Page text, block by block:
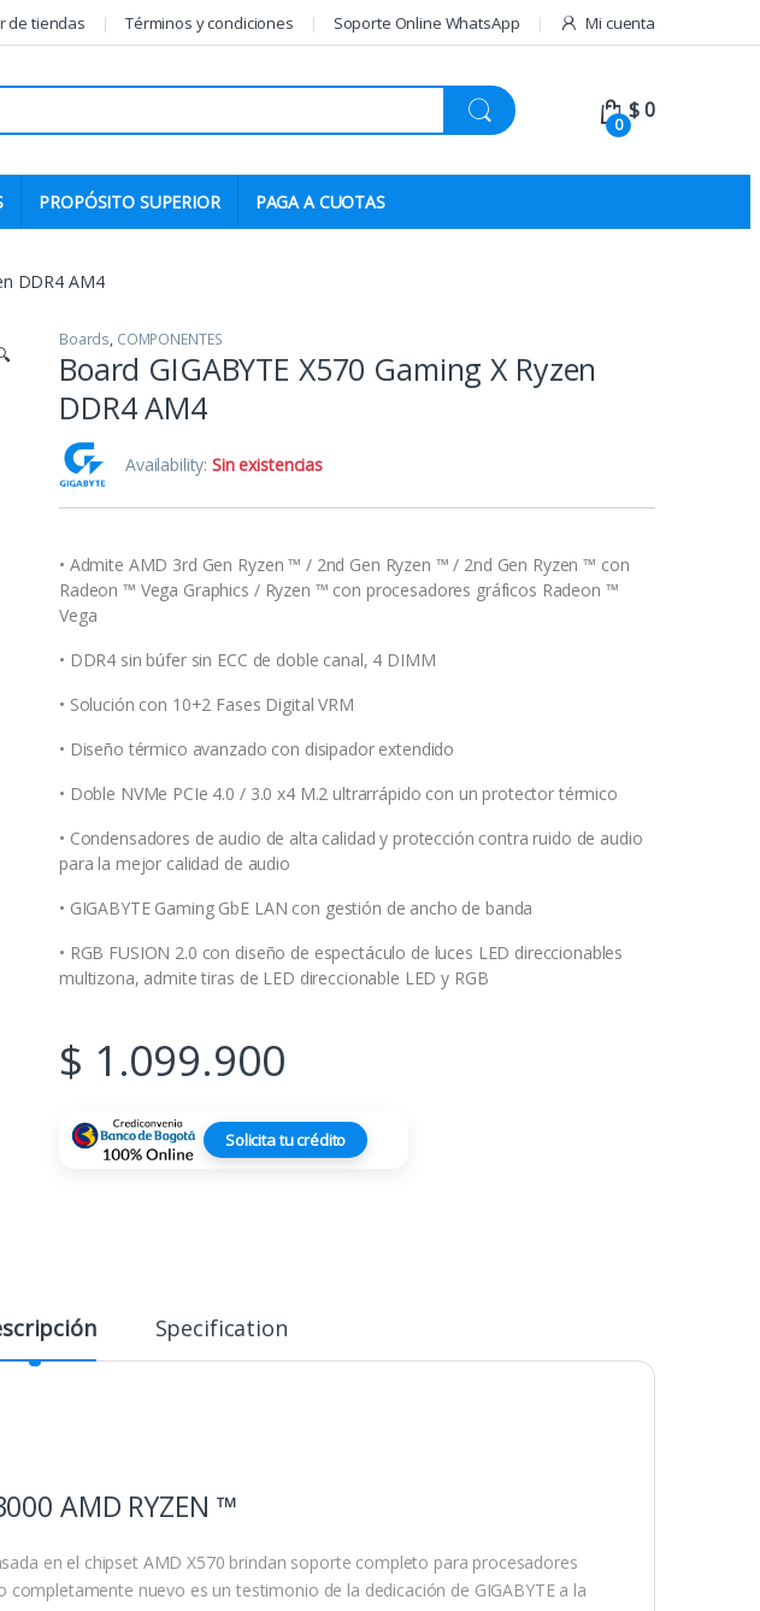
de tiendas Términos y condiciones Soporte Online WhatsApp Mi cuenta
0
$0
PROPÓSITO SUPERIOR PAGA A CUOTAS
DDR4 AM4
Boards, COMPONENTES
Board GIGABYTE X570 Gaming X Ryzen
DDR4 AM4
Availability:Sin existencias
• Admite AMD 3rd Gen Ryzen ™ / 2nd Gen Ryzen ™ / 2nd Gen Ryzen ™ con
Radeon ™ Vega Graphics / Ryzen ™ con procesadores gráficos Radeon ™
Vega
• DDR4 sin búfer sin ECC de doble canal, 4 DIMM
• Solución con 10+2 Fases Digital VRM
• Diseño térmico avanzado con disipador extendido
• Doble NVMe PCIe 4.0 / 3.0 x4 M.2 ultrarrápido con un protector térmico
• Condensadores de audio de alta calidad y protección contra ruido de audio
para la mejor calidad de audio
• GIGABYTE Gaming GbE LAN con gestión de ancho de banda
• RGB FUSION 2.0 con diseño de espectáculo de luces LED direccionables
multizona, admite tiras de LED direccionable LED y RGB
$ 1.099.900
Solicita tu crédito
Specification
AMD RYZEN ™
en el chipset AMD X570 brindan soporte completo para procesadores
nuevo es un testimonio de la dedicación de GIGABYTE a la